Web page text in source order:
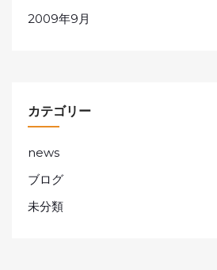
2009年9月
カテゴリー
news
ブログ
未分類